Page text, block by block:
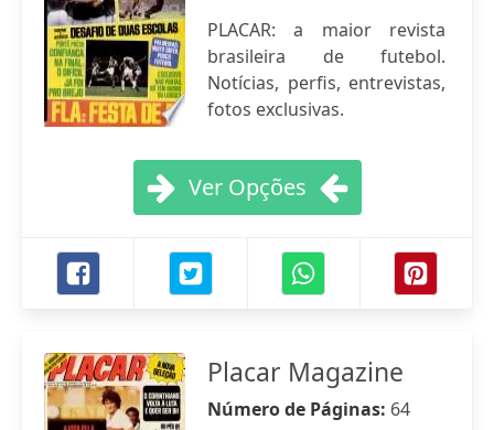
PLACAR: a maior revista
brasileira de futebol.
Notícias, perfis, entrevistas,
fotos exclusivas.
Ver Opções
Placar Magazine
Número de Páginas: 64